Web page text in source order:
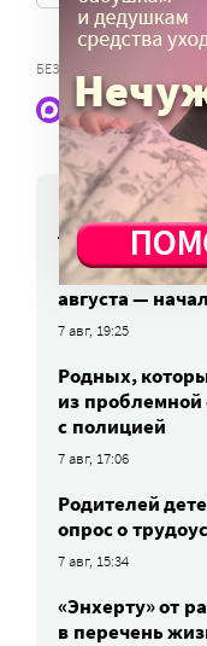
БЕЗДОМНЫЕ ПРАЧЕЧНАЯ
Наши статьи и
НОВОСТИ
Вторая волна
августа —
7 авг, 19:25
Родных,
из проблемной
с полицией
7 авг, 17:06
Родителей
опрос о
7 авг, 15:34
«Энхерту» от
в перечень